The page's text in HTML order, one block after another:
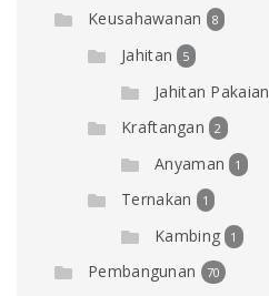
Keusahawanan 8
Jahitan 5
Jahitan Pakaian
Kraftangan 2
Anyaman 1
Ternakan 1
Kambing 1
Pembangunan 70